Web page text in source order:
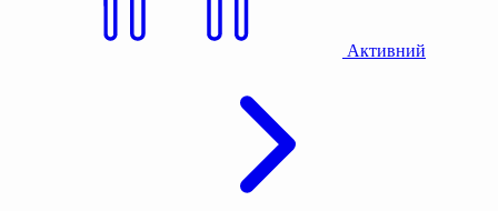
Активний